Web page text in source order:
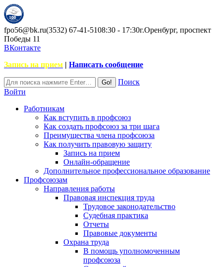
fpo56@bk.ru(3532) 67-41-5108:30 - 17:30г.Оренбург, проспект
Победы 11
ВКонтакте
Запись на прием | Написать сообщение
Поиск
Войти
Работникам
Как вступить в профсоюз
Как создать профсоюз за три шага
Преимущества члена профсоюза
Как получить правовую защиту
Запись на прием
Онлайн-обращение
Дополнительное профессиональное образование
Профсоюзам
Направления работы
Правовая инспекция труда
Трудовое законодательство
Судебная практика
Отчеты
Правовые документы
Охрана труда
В помощь уполномоченным
профсоюза